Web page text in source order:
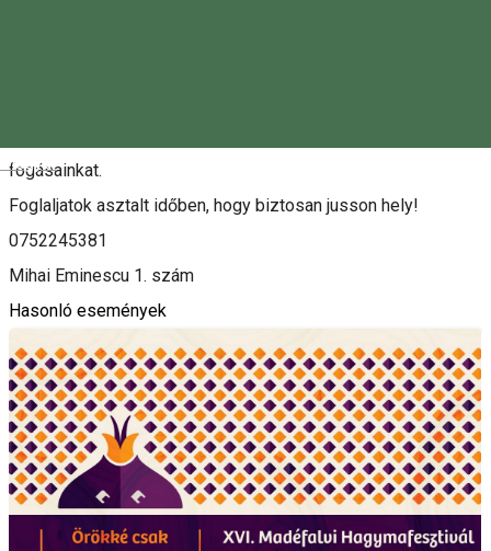
Magyar
fogásainkat.
Foglaljatok asztalt időben, hogy biztosan jusson hely!
0752245381
Mihai Eminescu 1. szám
Hasonló események